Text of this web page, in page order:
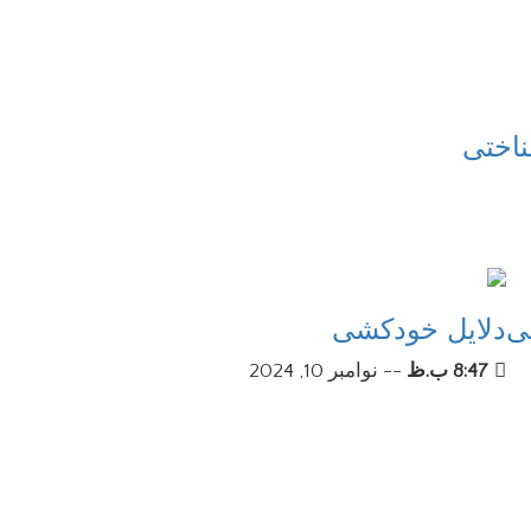
دلایل خودکشی
8:47 ب.ظ -- نوامبر 10, 2024